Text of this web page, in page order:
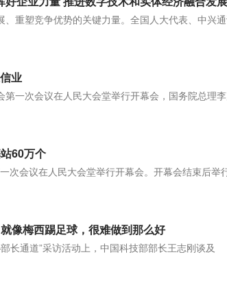
重塑竞争优势的关键力量。全国人大代表、中兴
业
一次会议在人民大会堂举行开幕会，国务院总理
60万个
次会议在人民大会堂举行开幕会。开幕会结束后举
像梅西踢足球，很难做到那么好
通道”采访活动上，中国科技部部长王志刚谈及